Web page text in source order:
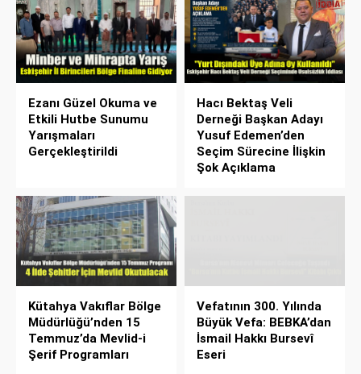
Ezanı Güzel Okuma ve
Etkili Hutbe Sunumu
Yarışmaları
Gerçekleştirildi
Hacı Bektaş Veli
Derneği Başkan Adayı
Yusuf Edemen’den
Seçim Sürecine İlişkin
Şok Açıklama
Kütahya Vakıflar Bölge
Müdürlüğü’nden 15
Temmuz’da Mevlid-i
Şerif Programları
Vefatının 300. Yılında
Büyük Vefa: BEBKA’dan
İsmail Hakkı Bursevî
Eseri